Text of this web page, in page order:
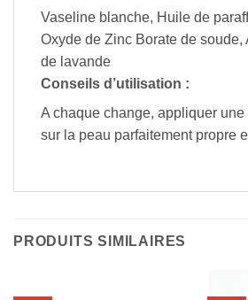
Vaseline blanche, Huile de
Oxyde de Zinc Borate de soude,
de lavande
Conseils d’utilisation :
A chaque change, appliquer
sur la peau parfaitement propre
PRODUITS SIMILAIRES